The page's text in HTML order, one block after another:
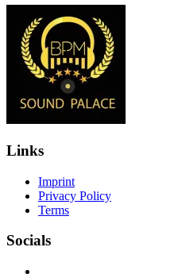
Links
Imprint
Privacy Policy
Terms
Socials